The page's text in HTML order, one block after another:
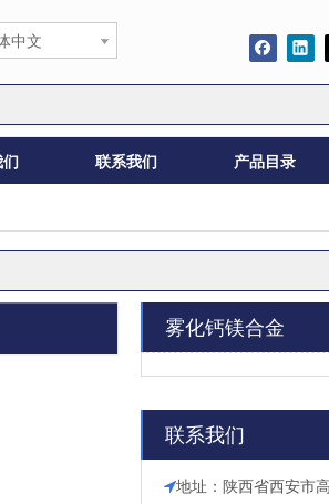
中文
联系我们 产品目录
雾化钙镁合金
联系我们
地址：陕西省西安市